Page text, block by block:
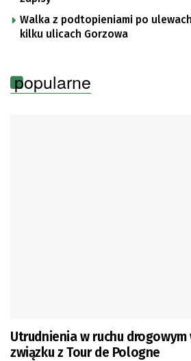
Walka z podtopieniami po
kilku ulicach Gorzowa
popularne
Utrudnienia w ruchu drogowym
związku z Tour de Pologne